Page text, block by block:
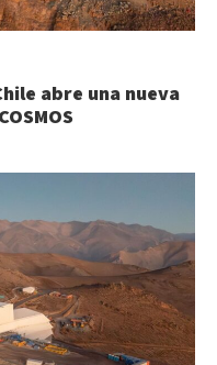
abre una nueva